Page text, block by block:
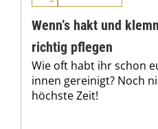
Wenn’s hakt und
richtig pflegen
Wie oft habt ihr schon
innen gereinigt? Noch
höchste Zeit!